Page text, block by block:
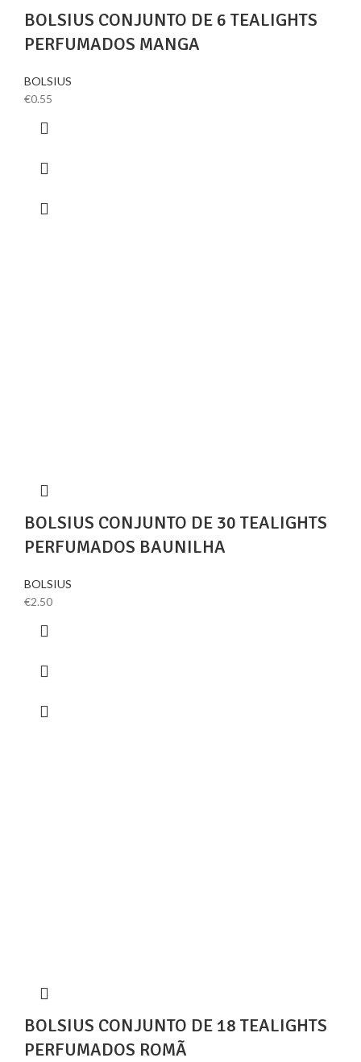
BOLSIUS CONJUNTO DE 6 TEALIGHTS
PERFUMADOS MANGA
BOLSIUS
€0.55
BOLSIUS CONJUNTO DE 30 TEALIGHTS
PERFUMADOS BAUNILHA
BOLSIUS
€2.50
BOLSIUS CONJUNTO DE 18 TEALIGHTS
PERFUMADOS ROMÃ